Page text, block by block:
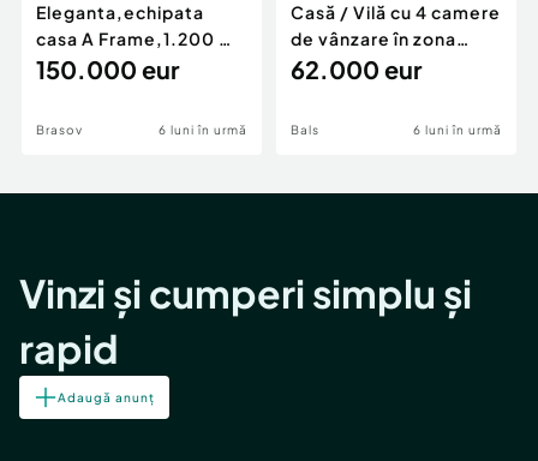
Eleganta,echipata
casa A Frame,1.200 mp
teren,deschidere Pia
150.000 eur
Brasov 6 luni în urmă
Casă / Vilă cu 4 camere
de vânzare în zona
Periferie
62.000 eur
Bals 6 luni în urmă
Vinzi și cumperi simplu și
rapid
Adaugă anunț